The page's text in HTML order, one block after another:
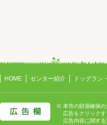
HOME センター紹介 ドッグラン
※ 本市の財源確保の
広告をクリックす
広告内容に関する